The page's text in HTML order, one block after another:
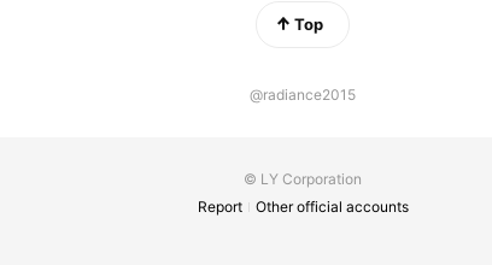
Top
@radiance2015
© LY Corporation
Report
Other official accounts